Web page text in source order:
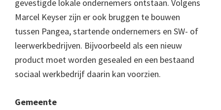
gevestigde lokale ondernemers ontstaan. Volgens
Marcel Keyser zijn er ook bruggen te bouwen
tussen Pangea, startende ondernemers en SW- of
leerwerkbedrijven. Bijvoorbeeld als een nieuw
product moet worden gesealed en een bestaand
sociaal werkbedrijf daarin kan voorzien.
Gemeente